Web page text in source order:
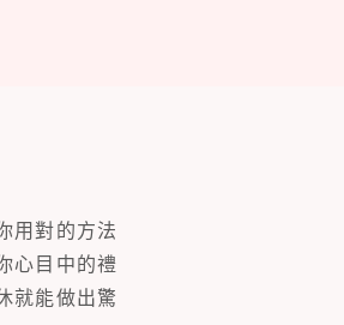
用對的方法
心目中的禮
就能做出驚